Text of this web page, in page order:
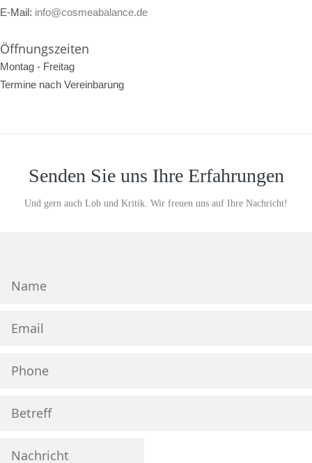
E-Mail: info@cosmeabalance.de
Öffnungszeiten
Montag - Freitag
Termine nach Vereinbarung
Senden Sie uns Ihre Erfahrungen
Und gern auch Lob und Kritik. Wir freuen uns auf Ihre Nachricht!